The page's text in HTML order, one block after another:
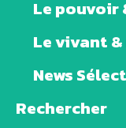
Le pouvoir
Le vivant
News
Rechercher